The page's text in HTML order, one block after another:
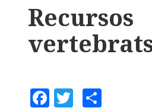
Recursos
F T